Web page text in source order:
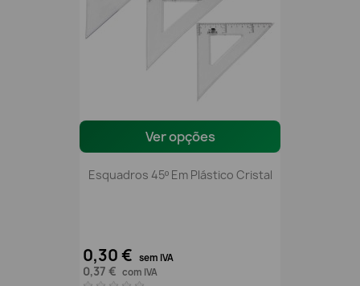
Ver opções
Esquadros 45º Em Plástico Cristal
0,30 € sem IVA
0,37 € com IVA